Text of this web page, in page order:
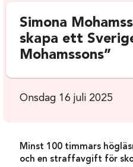
Simona
skapa ett
Mohamssons”
Onsdag 16 juli 2025
Minst 100 timmars
och en straffavgift för